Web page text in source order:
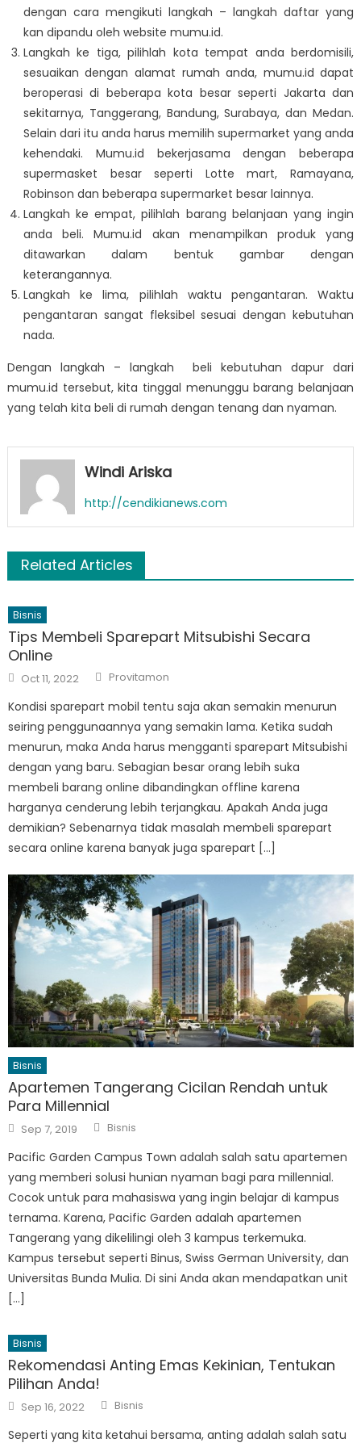
dengan cara mengikuti langkah – langkah daftar yang
kan dipandu oleh website mumu.id.
Langkah ke tiga, pilihlah kota tempat anda berdomisili,
sesuaikan dengan alamat rumah anda, mumu.id dapat
beroperasi di beberapa kota besar seperti Jakarta dan
sekitarnya, Tanggerang, Bandung, Surabaya, dan Medan.
Selain dari itu anda harus memilih supermarket yang anda
kehendaki. Mumu.id bekerjasama dengan beberapa
supermasket besar seperti Lotte mart, Ramayana,
Robinson dan beberapa supermarket besar lainnya.
Langkah ke empat, pilihlah barang belanjaan yang ingin
anda beli. Mumu.id akan menampilkan produk yang
ditawarkan dalam bentuk gambar dengan
keterangannya.
Langkah ke lima, pilihlah waktu pengantaran. Waktu
pengantaran sangat fleksibel sesuai dengan kebutuhan
nada.
Dengan langkah – langkah beli kebutuhan dapurdari
mumu.id tersebut, kita tinggal menunggu barang belanjaan
yang telah kita beli di rumah dengan tenang dan nyaman.
Windi Ariska
http://cendikianews.com
Related Articles
Bisnis
Tips Membeli Sparepart Mitsubishi Secara
Online
Posted
on
Oct 11, 2022 Author
Provitamon
Kondisi sparepart mobil tentu saja akan semakin menurun
seiring penggunaannya yang semakin lama. Ketika sudah
menurun, maka Anda harus mengganti sparepart Mitsubishi
dengan yang baru. Sebagian besar orang lebih suka
membeli barang online dibandingkan offline karena
harganya cenderung lebih terjangkau. Apakah Anda juga
demikian? Sebenarnya tidak masalah membeli sparepart
secara online karena banyak juga sparepart […]
Bisnis
Apartemen Tangerang Cicilan Rendah untuk
Para Millennial
Posted
on
Sep 7, 2019 Author
Bisnis
Pacific Garden Campus Town adalah salah satu apartemen
yang memberi solusi hunian nyaman bagi para millennial.
Cocok untuk para mahasiswa yang ingin belajar di kampus
ternama. Karena, Pacific Garden adalah apartemen
Tangerang yang dikelilingi oleh 3 kampus terkemuka.
Kampus tersebut seperti Binus, Swiss German University, dan
Universitas Bunda Mulia. Di sini Anda akan mendapatkan unit
[…]
Bisnis
Rekomendasi Anting Emas Kekinian, Tentukan
Pilihan Anda!
Posted
on
Sep 16, 2022 Author
Bisnis
Seperti yang kita ketahui bersama, anting adalah salah satu